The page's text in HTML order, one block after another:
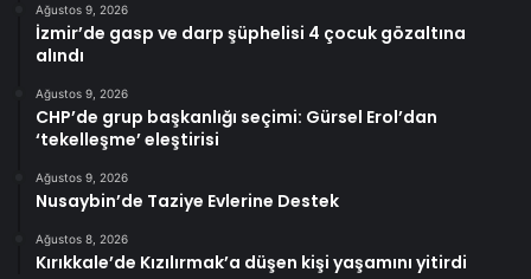
Ağustos 9, 2026
İzmir’de gasp ve darp şüphelisi 4 çocuk gözaltına
alındı
Ağustos 9, 2026
CHP’de grup başkanlığı seçimi: Gürsel Erol’dan
‘tekelleşme’ eleştirisi
Ağustos 9, 2026
Nusaybin’de Taziye Evlerine Destek
Ağustos 8, 2026
Kırıkkale’de Kızılırmak’a düşen kişi yaşamını yitirdi